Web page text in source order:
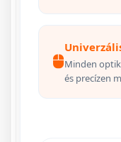
Minden
és precízen